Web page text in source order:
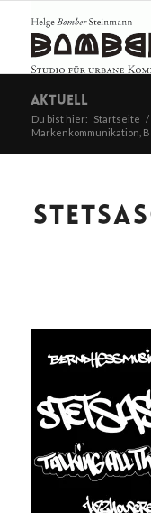
Aktuell
Du bist hier: Startseite /
Markenkommunikation,